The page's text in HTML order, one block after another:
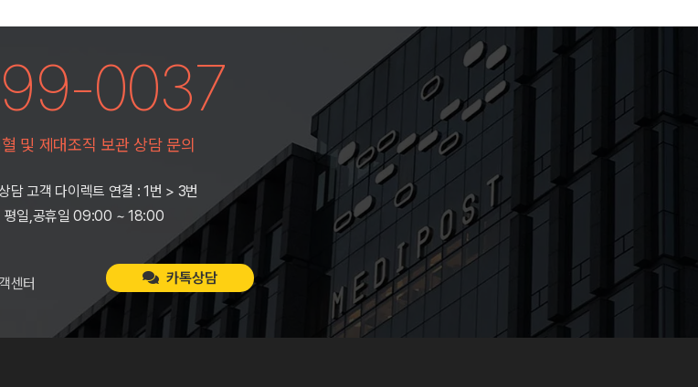
0037
및 제대조직 보관 상담 문의
담 고객 다이렉트 연결 : 1번 > 3번
평일,공휴일 09:00 ~ 18:00
센터 카톡상담